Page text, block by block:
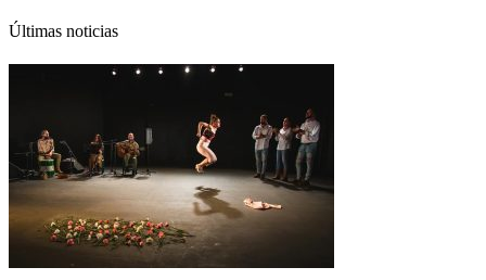
Últimas noticias